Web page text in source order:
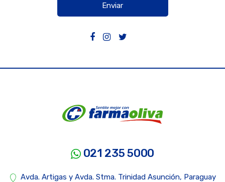
Enviar
021 235 5000
Avda. Artigas y Avda. Stma. Trinidad Asunción, Paraguay